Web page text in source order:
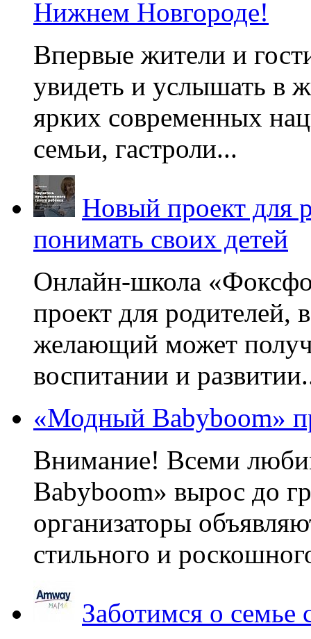
Нижнем Новгороде!
Впервые жители и
увидеть и услышать в
ярких современных
семьи, гастроли...
Новый проект для
понимать своих детей
Онлайн-школа
проект для родителей,
желающий может
воспитании и
«Модный Babyboom»
Внимание! Всеми
Babyboom» вырос до
организаторы
стильного и
Заботимся о